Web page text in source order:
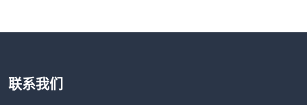
联系我们